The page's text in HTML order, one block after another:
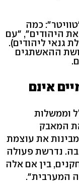
כמה
היהודים", "עם
גנאי ליהודים).
ההאשתגים
אינם
וממשלות
המאבק
מבינות את עוצמת
נדרשת פעולה
בין אם אלה
המערבית".